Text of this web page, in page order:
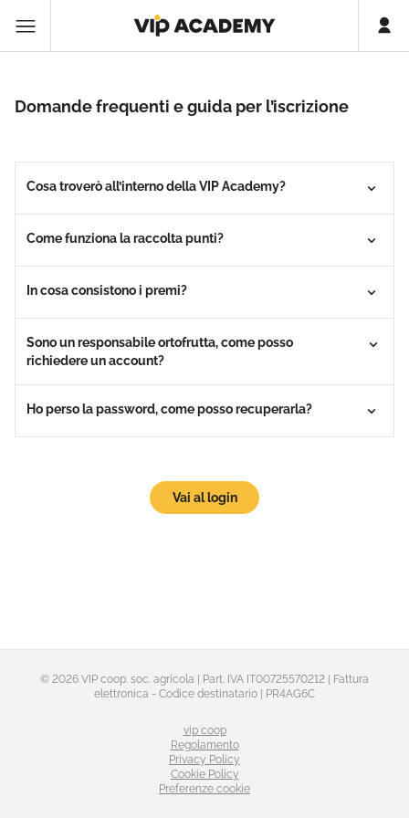
Domande frequenti e guida per l’iscrizione
Cosa troverò all’interno della VIP Academy?
Come funziona la raccolta punti?
In cosa consistono i premi?
Sono un responsabile ortofrutta, come posso
richiedere un account?
Ho perso la password, come posso recuperarla?
Vai al login
© 2026 VIP coop. soc. agricola | Part. IVA IT00725570212 | Fattura
elettronica - Codice destinatario | PR4AG6C
vip coop
Regolamento
Privacy Policy
Cookie Policy
Preferenze cookie